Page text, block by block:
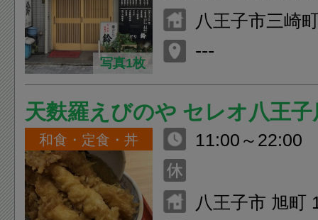
写真1枚
八王子市三崎
---
天麩羅えびのや セレオ八王子
和食・定食・丼 11:00～22:00
八王子市 旭町